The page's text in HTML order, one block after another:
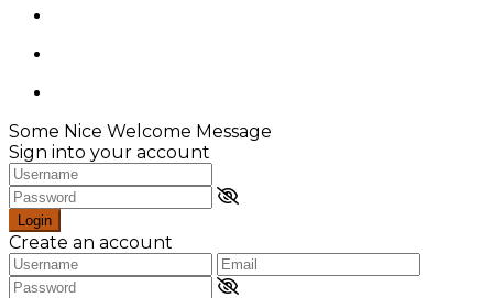
Some Nice Welcome Message
Sign into your account
Login
Create an account